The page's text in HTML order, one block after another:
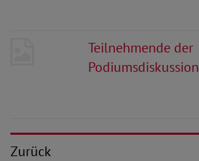
Teilnehmende der
Podiumsdiskussion
Zurück